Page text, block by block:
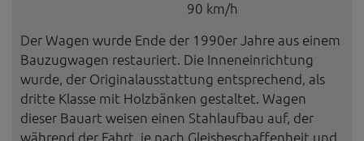
90 km/h
Der Wagen wurde Ende der 1990er Jahre aus einem
Bauzugwagen restauriert. Die Inneneinrichtung
wurde, der Originalausstattung entsprechend, als
dritte Klasse mit Holzbänken gestaltet. Wagen
dieser Bauart weisen einen Stahlaufbau auf, der
während der Fahrt, je nach Gleisbeschaffenheit und